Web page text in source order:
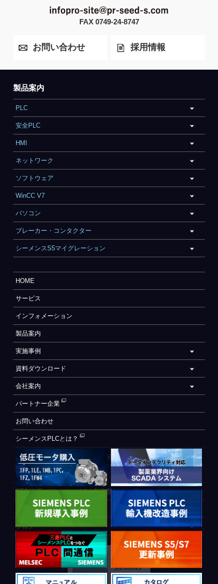
FAX 0749-24-8747
お問い合わせ 採用情報
製品案内
PLC
安全PLC
HMI
ネットワーク
ソフトウェア
WinCC V7
パソコン
ブレーカー・コンタクター
シーメンスS5マイグレーション
HOME
サービス
インフォメーション
製品案内
実施事例
資料ダウンロード
会社案内
パートナー企業
お問い合わせ
シーメンスPLCとは？
自動化設備をご検討されているお客様へ
WEB会員登録フォーム
CE制御盤（ヨーロッパでの制御盤について）
PLC間通信
ブログ